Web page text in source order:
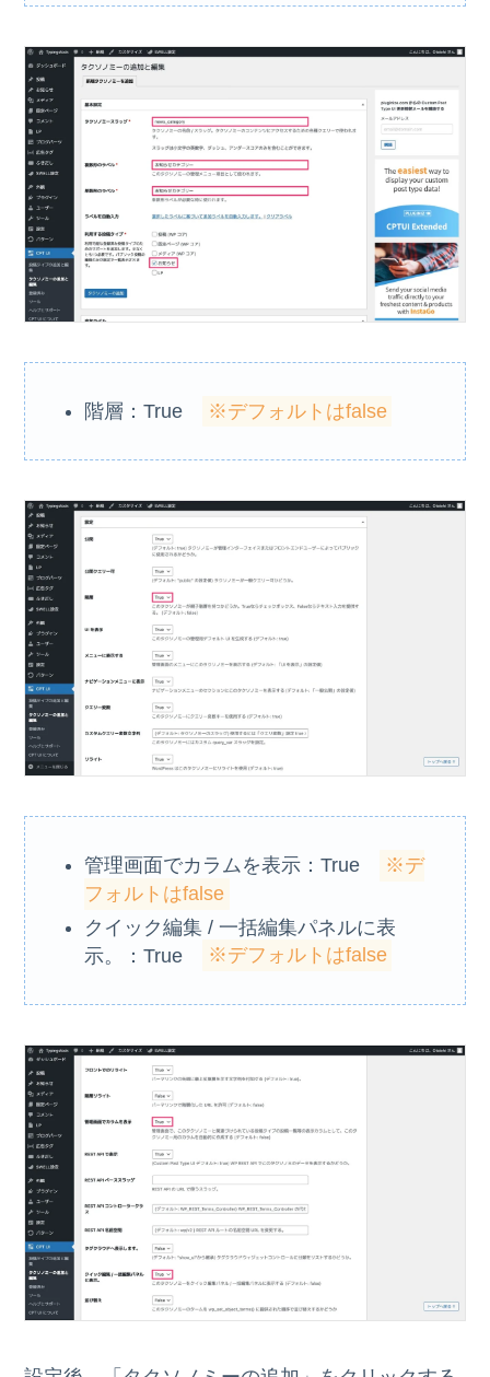
階層：True ※デフォルトはfalse
管理画面でカラムを表示：True
※デ
フォルトはfalse
クイック編集 / 一括編集パネルに表
示。：True
※デフォルトはfalse